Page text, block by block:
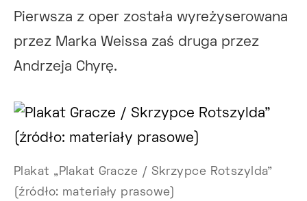
Pierwsza z oper została wyreżyserowana
przez Marka Weissa zaś druga przez
Andrzeja Chyrę.
Plakat „Plakat Gracze / Skrzypce Rotszylda"
(źródło: materiały prasowe)